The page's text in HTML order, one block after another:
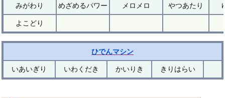
みがわり めざめるパワー メロメロ やつあたり
よこどり
ひでんマシン
いあいぎり いわくだき かいりき きりはらい